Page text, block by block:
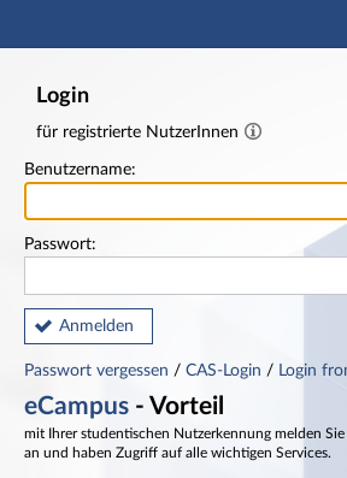
Hauptnavigation
Login
für registrierte NutzerInnen
Benutzername:
Passwort:
Anmelden
Passwort vergessen / CAS-Login / Login
eCampus - Vorteil
mit Ihrer studentischen Nutzerkennung melden
an und haben Zugriff auf alle wichtigen Services.